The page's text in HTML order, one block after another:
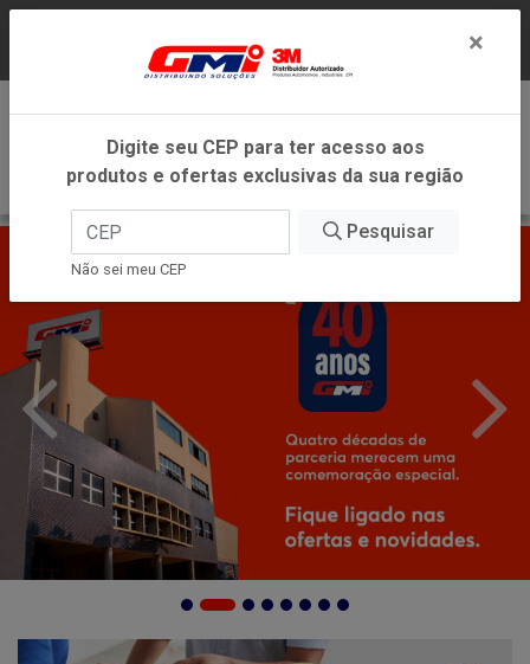
DENTRO DO ESTADO DE MINAS GERAIS.
×
Digite seu CEP para ter acesso aos
produtos e ofertas exclusivas da sua região
Pesquisar
Não sei meu CEP